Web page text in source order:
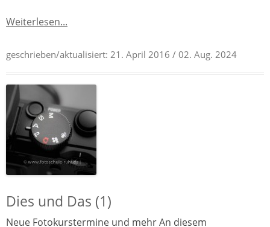
Weiterlesen...
geschrieben/aktualisiert: 21. April 2016 / 02. Aug. 2024
Dies und Das (1)
Neue Fotokurstermine und mehr An diesem